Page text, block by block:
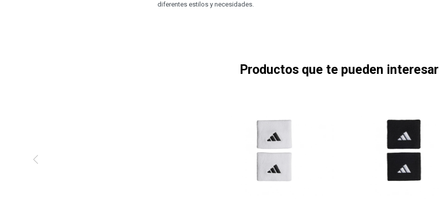
diferentes estilos y necesidades.
Productos que te pueden interesar